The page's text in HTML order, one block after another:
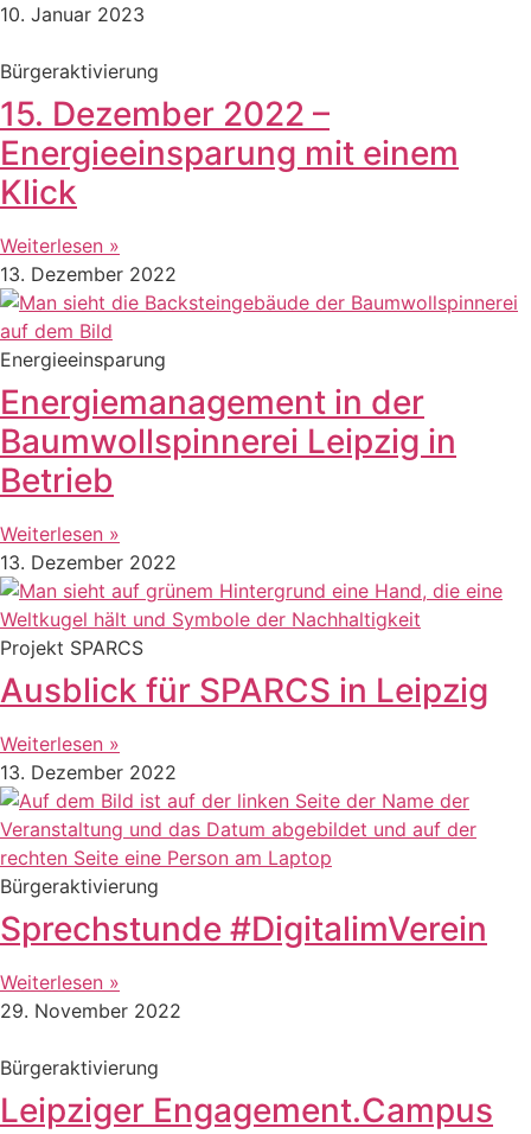
10. Januar 2023
Bürgeraktivierung
15. Dezember 2022 –
Energieeinsparung mit einem
Klick
Weiterlesen »
13. Dezember 2022
Energieeinsparung
Energiemanagement in der
Baumwollspinnerei Leipzig in
Betrieb
Weiterlesen »
13. Dezember 2022
Projekt SPARCS
Ausblick für SPARCS in Leipzig
Weiterlesen »
13. Dezember 2022
Bürgeraktivierung
Sprechstunde #DigitalimVerein
Weiterlesen »
29. November 2022
Bürgeraktivierung
Leipziger Engagement.Campus